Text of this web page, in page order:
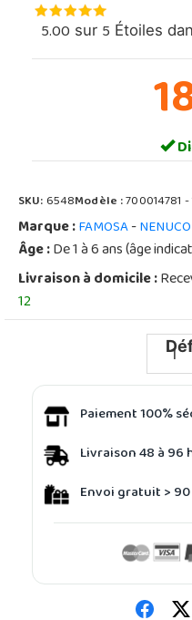
5.00 sur 5 Étoiles
SKU:6548Modèle :700014781 -
Marque :FAMOSA-NENUCO
Âge :De 1 à 6 ans (âge
Livraison à domicile :
12
Paiement 100%
Livraison 48 à 96
Envoi gratuit >